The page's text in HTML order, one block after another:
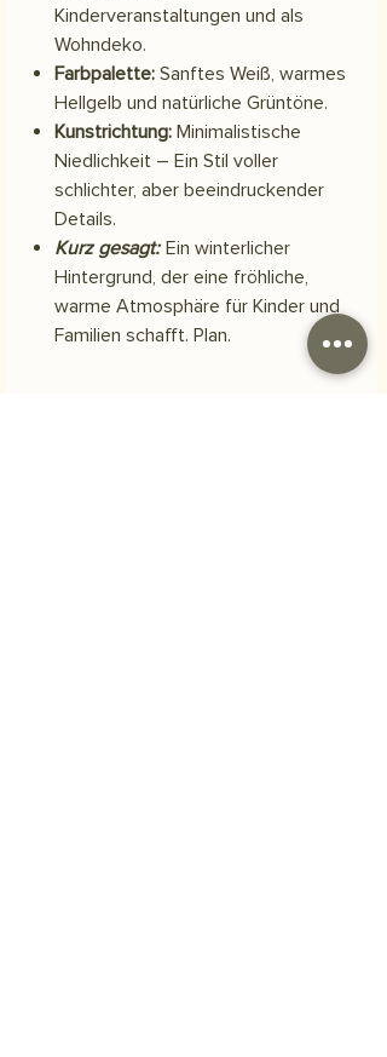
Kinderveranstaltungen und als
Wohndeko.
Farbpalette: Sanftes Weiß, warmes
Hellgelb und natürliche Grüntöne.
Kunstrichtung: Minimalistische
Niedlichkeit – Ein Stil voller
schlichter, aber beeindruckender
Details.
Kurz gesagt: Ein winterlicher
Hintergrund, der eine fröhliche,
warme Atmosphäre für Kinder und
Familien schafft. Plan.